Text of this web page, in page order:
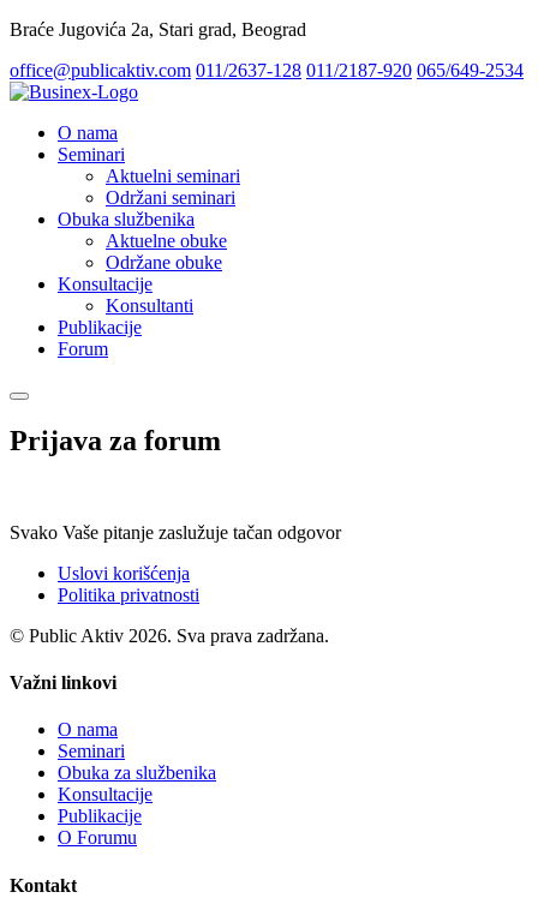
Braće Jugovića 2a, Stari grad, Beograd
office@publicaktiv.com 011/2637-128 011/2187-920 065/649-2534
O nama
Seminari
Aktuelni seminari
Održani seminari
Obuka službenika
Aktuelne obuke
Održane obuke
Konsultacije
Konsultanti
Publikacije
Forum
Prijava za forum
Svako Vaše pitanje zaslužuje tačan odgovor
Uslovi korišćenja
Politika privatnosti
© Public Aktiv 2026. Sva prava zadržana.
Važni linkovi
O nama
Seminari
Obuka za službenika
Konsultacije
Publikacije
O Forumu
Kontakt